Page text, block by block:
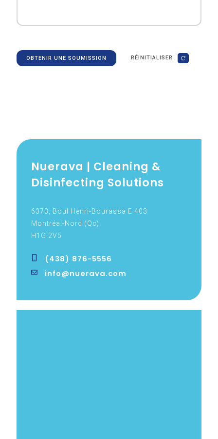
OBTENIR UNE SOUMISSION RÉINITIALISER
Nuerava | Cleaning &
Disinfecting Solutions
6373, Boul Henri-Bourassa E 403
Montréal-Nord (Qc)
H1G 2V5
(438) 876-5556
info@nuerava.com